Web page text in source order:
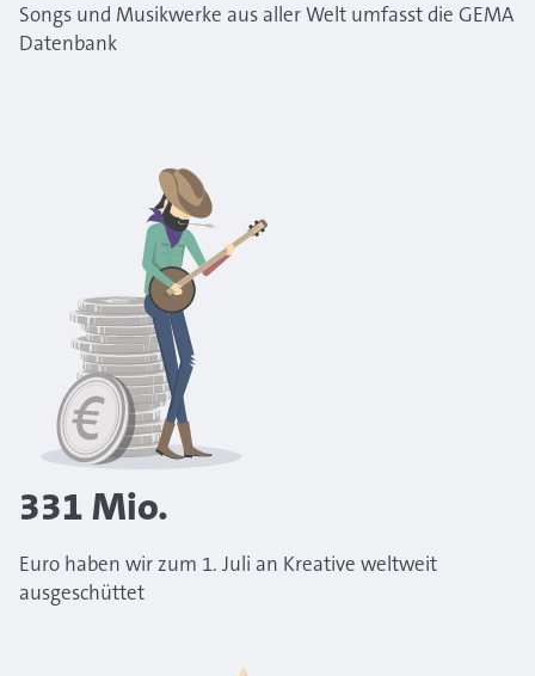
Songs und Musikwerke aus aller Welt umfasst die GEMA
Datenbank
331Mio.
Euro haben wir zum 1. Juli an Kreative weltweit
ausgeschüttet